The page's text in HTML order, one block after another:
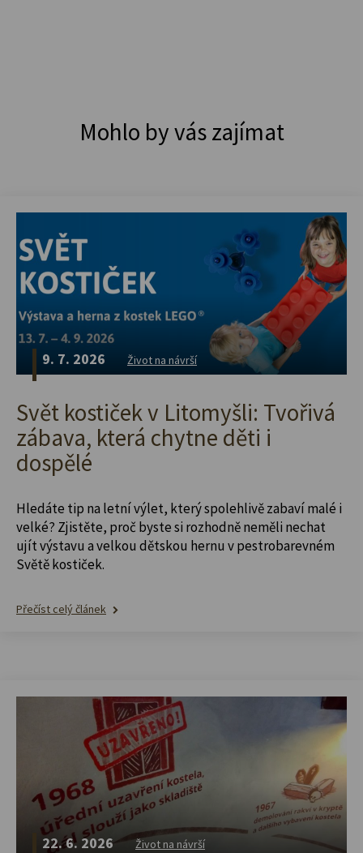
Mohlo by vás zajímat
9. 7. 2026 Život na návrší
Svět kostiček v Litomyšli: Tvořivá
zábava, která chytne děti i
dospělé
Hledáte tip na letní výlet, který spolehlivě zabaví malé i
velké? Zjistěte, proč byste si rozhodně neměli nechat
ujít výstavu a velkou dětskou hernu v pestrobarevném
Světě kostiček.
Přečíst celý článek
22. 6. 2026 Život na návrší